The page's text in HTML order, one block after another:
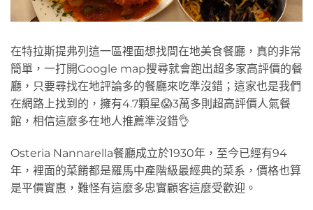
在特拉斯提弗列這一區裡面想找間在地美食餐廳，真的非常
簡單，一打開Google map搜尋就會跑出超多家高評價的餐
廳，只要尋找在地評論多的餐廳來吃準沒錯；這家也是我們
在網路上找到的，擁有4.7顆星😱3萬多則超高評價人氣餐
館，相信這麼多在地人推薦準沒錯👌
Osteria Nannarella餐廳成立於1930年，至今已經有94
年，裡面的菜餚都是羅馬中產階級最經典的菜系，價格也算
是平價實惠，難怪有這麼多忠實顧客這麼受歡迎。